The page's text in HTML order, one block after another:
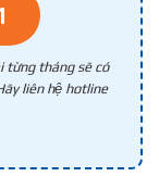
từng tháng sẽ có
liên hệ hotline